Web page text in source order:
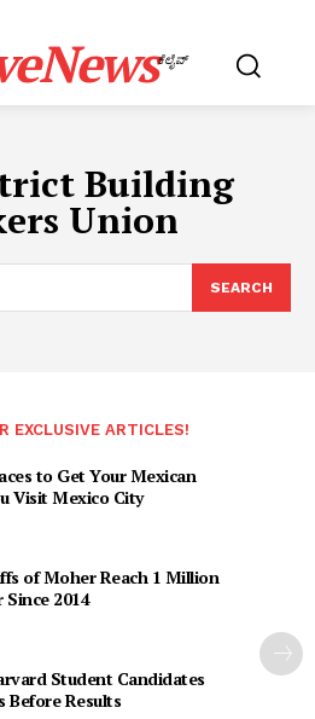
ಕೆಲೈವ್
Building
Union
SEARCH
EXCLUSIVE ARTICLES!
to Get Your Mexican
Visit Mexico City
of Moher Reach 1 Million
Since 2014
Student Candidates
Before Results